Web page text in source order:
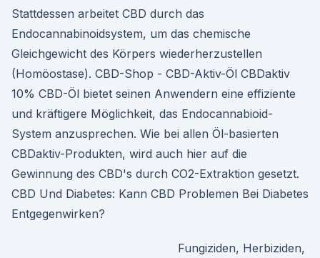
Stattdessen arbeitet CBD durch das
Endocannabinoidsystem, um das chemische
Gleichgewicht des Körpers wiederherzustellen
(Homöostase). CBD-Shop - CBD-Aktiv-Öl CBDaktiv
10% CBD-Öl bietet seinen Anwendern eine effiziente
und kräftigere Möglichkeit, das Endocannabioid-
System anzusprechen. Wie bei allen Öl-basierten
CBDaktiv-Produkten, wird auch hier auf die
Gewinnung des CBD's durch CO2-Extraktion gesetzt.
CBD Und Diabetes: Kann CBD Problemen Bei Diabetes
Entgegenwirken?
Fungiziden, Herbiziden,